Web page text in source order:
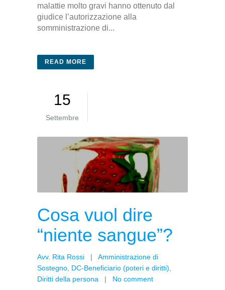
malattie molto gravi hanno ottenuto dal
giudice l’autorizzazione alla
somministrazione di...
READ MORE
15
Settembre
Cosa vuol dire
“niente sangue”?
Avv. Rita Rossi | Amministrazione di
Sostegno DC-Beneficiario (poteri e diritti)
Diritti della persona | No comment